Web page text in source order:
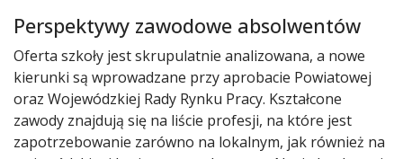
Perspektywy zawodowe absolwentów
Oferta szkoły jest skrupulatnie analizowana, a nowe
kierunki są wprowadzane przy aprobacie Powiatowej
oraz Wojewódzkiej Rady Rynku Pracy. Kształcone
zawody znajdują się na liście profesji, na które jest
zapotrzebowanie zarówno na lokalnym, jak również na